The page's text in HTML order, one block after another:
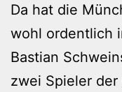
Da hat die
wohl ordentlich
Bastian
zwei Spieler der